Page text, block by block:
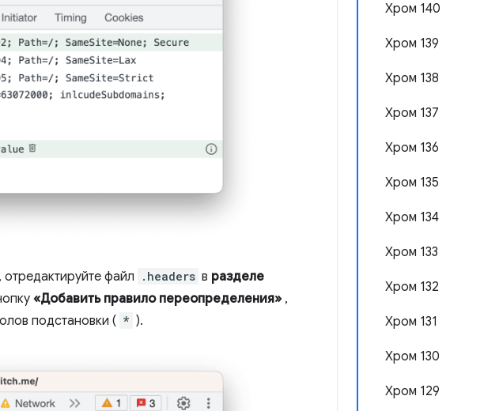
Хром 140
Хром 139
Хром 138
Хром 137
Хром 136
Хром 135
Хром 134
Хром 133
Хром 132
Хром 131
Хром 130
Хром 129
файл .headers в разделе
«Добавить правило переопределения» ,
подстановки ( * ).